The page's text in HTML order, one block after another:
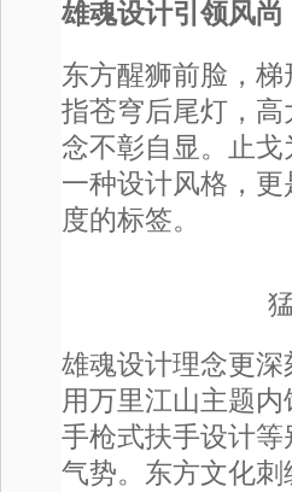
雄魂设计引领风
东方醒狮前脸，
指苍穹后尾灯，
念不彰自显。止
一种设计风格，
度的标签。
雄魂设计理念更
用万里江山主题
手枪式扶手设计
气势。东方文化